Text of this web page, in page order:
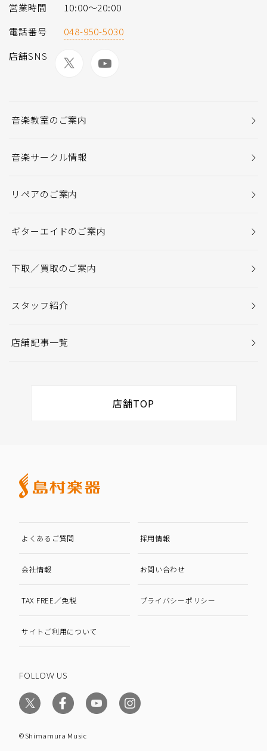
営業時間
10:00～20:00
電話番号
048-950-5030
店舗SNS
音楽教室のご案内
音楽サークル情報
リペアのご案内
ギターエイドのご案内
下取／買取のご案内
スタッフ紹介
店舗記事一覧
店舗TOP
よくあるご質問 採用情報
会社情報 お問い合わせ
TAX FREE／免税 プライバシーポリシー
サイトご利用について
FOLLOW US
©Shimamura Music